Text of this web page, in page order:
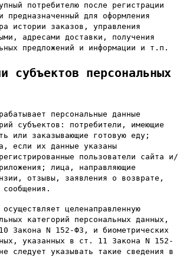
потребителю после регистрации
предназначенный для оформления
истории заказов, управления
адресами доставки, получения
предложений и информации и т.п.
субъектов персональных
персональные данные
субъектов: потребители, имеющие
или заказывающие готовую еду;
если их данные указаны
пользователи сайта и/
лица, направляющие
отзывы, заявления о возврате,
целенаправленную
категорий персональных данных,
Закона N 152-ФЗ, и биометрических
указанных в ст. 11 Закона N 152-
следует указывать такие сведения в